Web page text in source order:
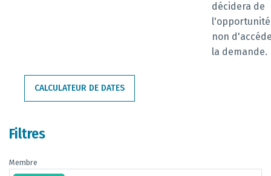
décidera de
non
la demande.
CALCULATEUR DE DATES
Filtres
Membre